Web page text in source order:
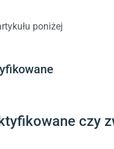
poniżej
czy